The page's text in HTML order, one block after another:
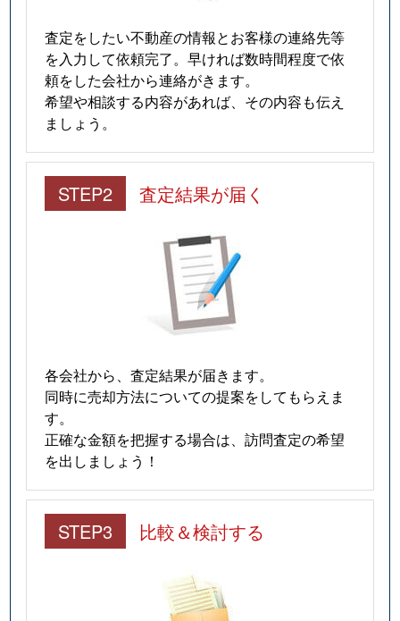
査定をしたい不動産の情報とお客様の連絡先等
を入力して依頼完了。早ければ数時間程度で依
頼をした会社から連絡がきます。
希望や相談する内容があれば、その内容も伝え
ましょう。
STEP2 査定結果が届く
各会社から、査定結果が届きます。
同時に売却方法についての提案をしてもらえま
す。
正確な金額を把握する場合は、訪問査定の希望
を出しましょう！
STEP3 比較＆検討する